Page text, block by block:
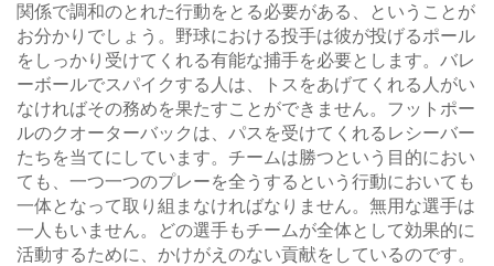
関係で調和のとれた行動をとる必要がある、ということが
お分かりでしょう。野球における投手は彼が投げるポール
をしっかり受けてくれる有能な捕手を必要とします。バレ
ーボールでスパイクする人は、トスをあげてくれる人がい
なければその務めを果たすことができません。フットポー
ルのクオーターバックは、パスを受けてくれるレシーバー
たちを当てにしています。チームは勝つという目的におい
ても、一つ一つのプレーを全うするという行動においても
一体となって取り組まなければなりません。無用な選手は
一人もいません。どの選手もチームが全体として効果的に
活動するために、かけがえのない貢献をしているのです。